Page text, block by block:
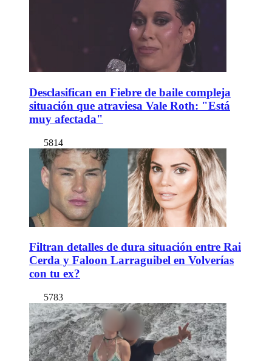
Desclasifican en Fiebre de baile compleja
situación que atraviesa Vale Roth: "Está
muy afectada"
5814
Filtran detalles de dura situación entre Rai
Cerda y Faloon Larraguibel en Volverías
con tu ex?
5783